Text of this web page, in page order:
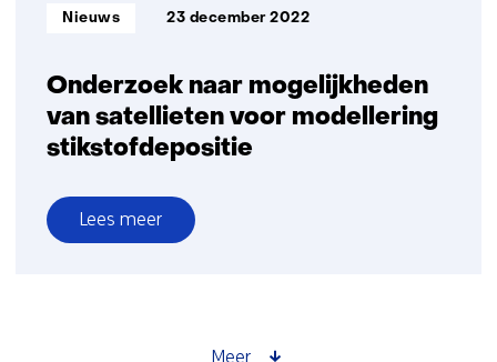
Onderzoek naar mogelijkheden
van satellieten voor modellering
stikstofdepositie
Informatietype:
Nieuws 23 december 2022
Lees meer
over
Meer